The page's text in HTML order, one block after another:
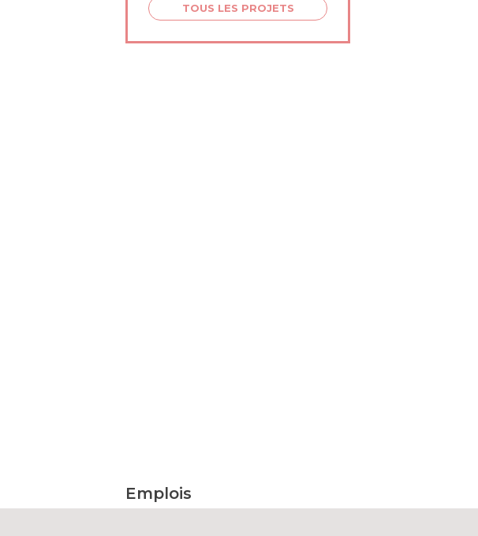
TOUS LES PROJETS
Emplois